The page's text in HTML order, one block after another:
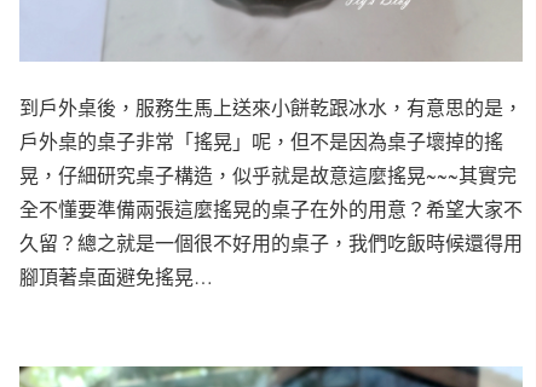
到戶外桌後，服務生馬上送來小餅乾跟冰水，有意思的是，
戶外桌的桌子非常「搖晃」呢，但不是因為桌子壞掉的搖
晃，仔細研究桌子構造，似乎就是故意這麼搖晃~~~其實完
全不懂要準備兩張這麼搖晃的桌子在外的用意？希望大家不
久留？總之就是一個很不好用的桌子，我們吃飯時候還得用
腳頂著桌面避免搖晃…